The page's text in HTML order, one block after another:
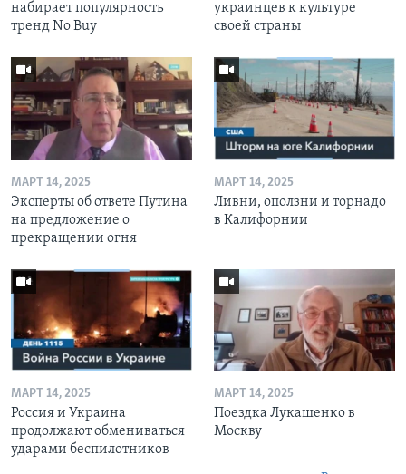
набирает популярность
тренд No Buy
украинцев к культуре
своей страны
МАРТ 14, 2025
Эксперты об ответе Путина
на предложение о
прекращении огня
МАРТ 14, 2025
Ливни, оползни и торнадо
в Калифорнии
МАРТ 14, 2025
Россия и Украина
продолжают обмениваться
ударами беспилотников
МАРТ 14, 2025
Поездка Лукашенко в
Москву